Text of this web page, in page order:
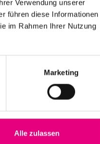
Verwendung unserer
führen diese Informationen
im Rahmen Ihrer Nutzung
Marketing
Alle zulassen
Einlass:19:00
,
Ludwigshafen,
Deutschland
bestuhlt
35,10 EUR